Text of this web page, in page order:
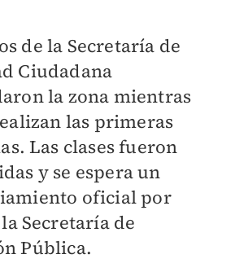
de la Secretaría de
Ciudadana
la zona mientras
las primeras
Las clases fueron
y se espera un
oficial por
Secretaría de
Pública.